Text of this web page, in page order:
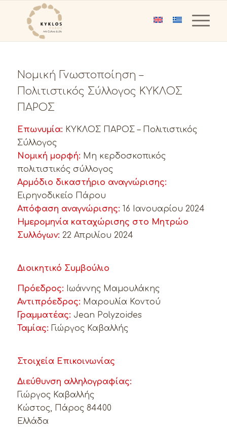
Νομική Γνωστοποίηση –
Πολιτιστικός Σύλλογος ΚΥΚΛΟΣ
ΠΑΡΟΣ
Επωνυμία: ΚΥΚΛΟΣ ΠΑΡΟΣ – Πολιτιστικός
Σύλλογος
Νομική μορφή: Μη κερδοσκοπικός
πολιτιστικός σύλλογος
Αρμόδιο δικαστήριο αναγνώρισης:
Ειρηνοδικείο Πάρου
Απόφαση αναγνώρισης: 16 Ιανουαρίου 2024
Ημερομηνία καταχώρισης στο Μητρώο
Συλλόγων: 22 Απριλίου 2024
Διοικητικό Συμβούλιο
Πρόεδρος: Ιωάννης Μαμουλάκης
Αντιπρόεδρος: Μαρουλία Κοντού
Γραμματέας: Jean Polyzoides
Ταμίας: Γιώργος Καβαλλής
Στοιχεία Επικοινωνίας
Διεύθυνση αλληλογραφίας:
Γιώργος Καβαλλής
Κώστος, Πάρος 84400
Ελλάδα